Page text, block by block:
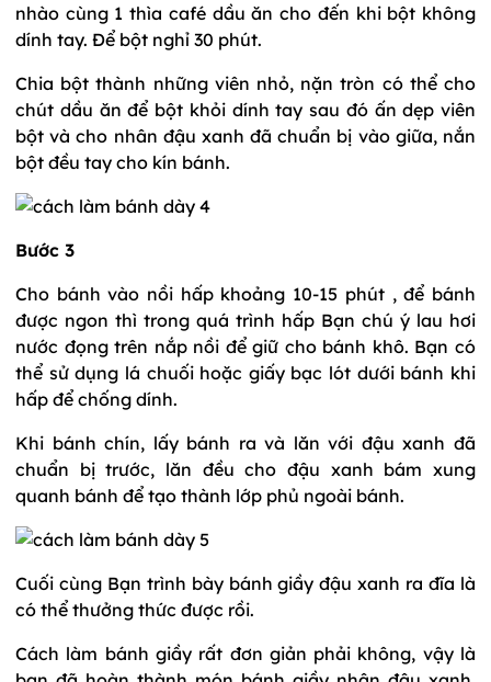
nhào cùng 1 thìa café dầu ăn cho đến khi bột không
dính tay. Để bột nghỉ 30 phút.
Chia bột thành những viên nhỏ, nặn tròn có thể cho
chút dầu ăn để bột khỏi dính tay sau đó ấn dẹp viên
bột và cho nhân đậu xanh đã chuẩn bị vào giữa, nắn
bột đều tay cho kín bánh.
Bước 3
Cho bánh vào nồi hấp khoảng 10-15 phút , để bánh
được ngon thì trong quá trình hấp Bạn chú ý lau hơi
nước đọng trên nắp nồi để giữ cho bánh khô. Bạn có
thể sử dụng lá chuối hoặc giấy bạc lót dưới bánh khi
hấp để chống dính.
Khi bánh chín, lấy bánh ra và lăn với đậu xanh đã
chuẩn bị trước, lăn đều cho đậu xanh bám xung
quanh bánh để tạo thành lớp phủ ngoài bánh.
Cuối cùng Bạn trình bày bánh giầy đậu xanh ra đĩa là
có thể thưởng thức được rồi.
Cách làm bánh giầy rất đơn giản phải không, vậy là